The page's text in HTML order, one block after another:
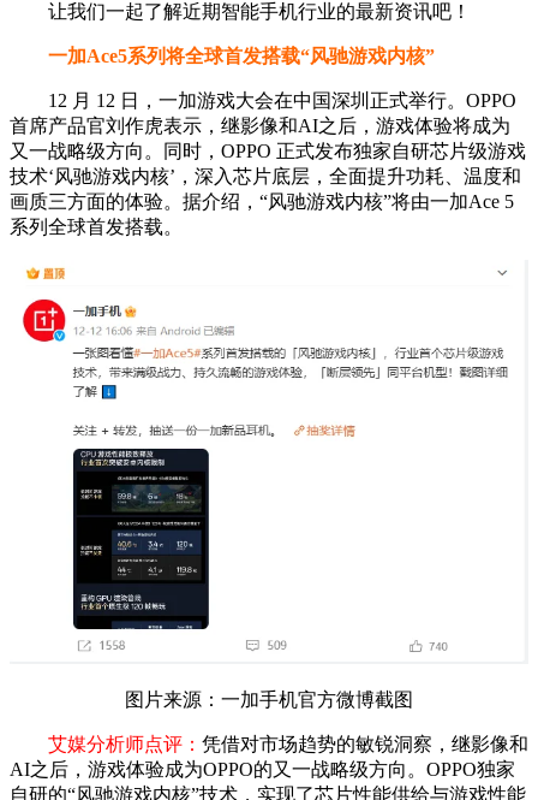
让我们一起了解近期智能手机行业的最新资讯吧！
一加Ace5系列将全球首发搭载“风驰游戏内核”
12 月 12 日，一加游戏大会在中国深圳正式举行。OPPO
首席产品官刘作虎表示，继影像和AI之后，游戏体验将成为
又一战略级方向。同时，OPPO 正式发布独家自研芯片级游戏
技术‘风驰游戏内核’，深入芯片底层，全面提升功耗、温度和
画质三方面的体验。据介绍，“风驰游戏内核”将由一加Ace 5
系列全球首发搭载。
图片来源：一加手机官方微博截图
艾媒分析师点评： 凭借对市场趋势的敏锐洞察，继影像和
AI之后，游戏体验成为OPPO的又一战略级方向。OPPO独家
自研的“风驰游戏内核”技术，实现了芯片性能供给与游戏性能